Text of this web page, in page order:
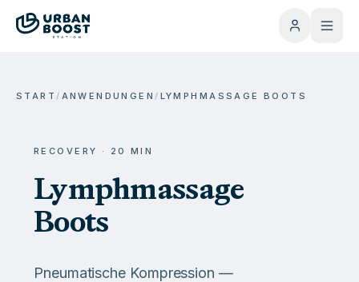
START/ ANWENDUNGEN/ LYMPHMASSAGE BOOTS
RECOVERY · 20 MIN
Lymphmassage
Boots
Pneumatische Kompression —